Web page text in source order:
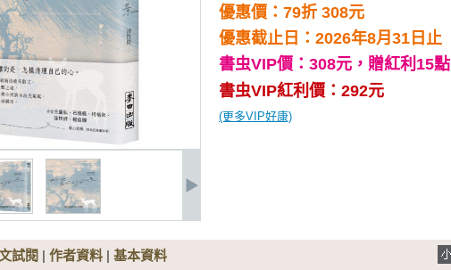
優惠價：79折 308元
優惠截止日：2026年8月31日止
書虫VIP價：308元， 贈紅利15點
書虫VIP紅利價：292元
(更多VIP好康)
試閱 | 作者資料 | 基本資料